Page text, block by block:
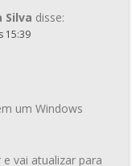
Silva disse:
15:39
um Windows
vai atualizar para